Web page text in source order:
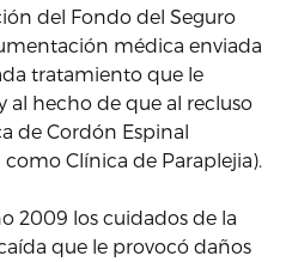
del Fondo del Seguro
médica enviada
tratamiento que le
al hecho de que al recluso
de Cordón Espinal
Clínica de Paraplejia).
2009 los cuidados de la
que le provocó daños